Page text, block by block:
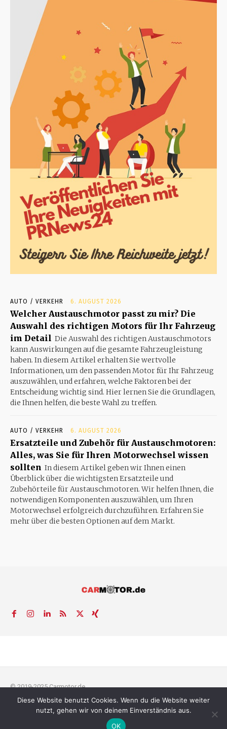
AUTO / VERKEHR 6. AUGUST 2026
Welcher Austauschmotor passt zu mir? Die
Auswahl des richtigen Motors für Ihr Fahrzeug
im Detail Die Auswahl des richtigen Austauschmotors
kann Auswirkungen auf die gesamte Fahrzeugleistung
haben. In diesem Artikel erhalten Sie wertvolle
Informationen, um den passenden Motor für Ihr Fahrzeug
auszuwählen, und erfahren, welche Faktoren bei der
Entscheidung wichtig sind. Hier lernen Sie die Grundlagen,
die Ihnen helfen, die beste Wahl zu treffen.
AUTO / VERKEHR 6. AUGUST 2026
Ersatzteile und Zubehör für Austauschmotoren:
Alles, was Sie für Ihren Motorwechsel wissen
sollten In diesem Artikel geben wir Ihnen einen
Überblick über die wichtigsten Ersatzteile und
Zubehörteile für Austauschmotoren. Wir helfen Ihnen, die
notwendigen Komponenten auszuwählen, um Ihren
Motorwechsel erfolgreich durchzuführen. Erfahren Sie
mehr über die besten Optionen auf dem Markt.
© 2019-2025 Carmotor.de
AGB Datenschutzerklärung FAQ Kontakt Impressum
News
Pressemitteilung veröffentlichen
Diese Website benutzt Cookies. Wenn du die Website weiter
nutzt, gehen wir von deinem Einverständnis aus.
OK